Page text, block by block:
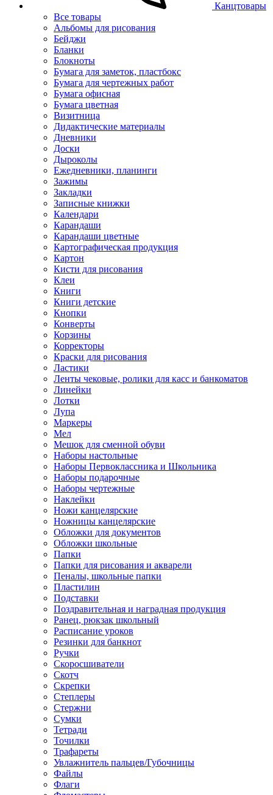
Канцтовары
Все товары
Альбомы для рисования
Бейджи
Бланки
Блокноты
Бумага для заметок, пластбокс
Бумага для чертежных работ
Бумага офисная
Бумага цветная
Визитница
Дидактические материалы
Дневники
Доски
Дыроколы
Ежедневники, планинги
Зажимы
Закладки
Записные книжки
Календари
Карандаши
Карандаши цветные
Картографическая продукция
Картон
Кисти для рисования
Клеи
Книги
Книги детские
Кнопки
Конверты
Корзины
Корректоры
Краски для рисования
Ластики
Ленты чековые, ролики для касс и банкоматов
Линейки
Лотки
Лупа
Маркеры
Мел
Мешок для сменной обуви
Наборы настольные
Наборы Первоклассника и Школьника
Наборы подарочные
Наборы чертежные
Наклейки
Ножи канцелярские
Ножницы канцелярские
Обложки для документов
Обложки школьные
Папки
Папки для рисования и акварели
Пеналы, школьные папки
Пластилин
Подставки
Поздравительная и наградная продукция
Ранец, рюкзак школьный
Расписание уроков
Резинки для банкнот
Ручки
Скоросшиватели
Скотч
Скрепки
Степлеры
Стержни
Сумки
Тетради
Точилки
Трафареты
Увлажнитель пальцев/Губочницы
Файлы
Флаги